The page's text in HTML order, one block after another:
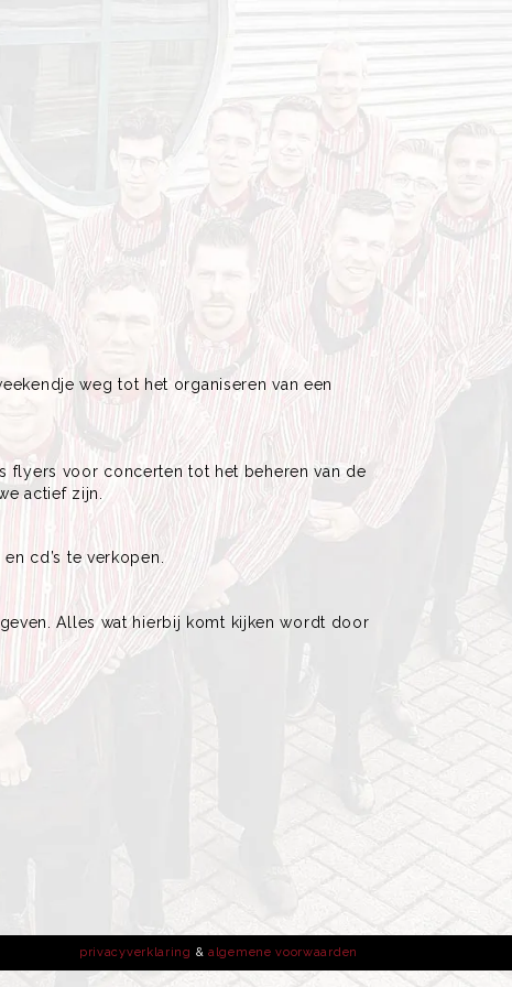
weg tot het organiseren van een
flyers voor concerten tot het beheren van de
actief zijn.
cd’s te verkopen.
Alles wat hierbij komt kijken wordt door
privacyverklaring & algemene voorwaarden